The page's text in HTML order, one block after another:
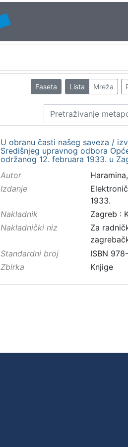
Faseta Lista Mreža
U obranu časti našeg saveza /
Središnjeg upravnog odbora
održanog 12. februara 1933. u
Autor
Izdanje
1933.
Nakladnik
Zagreb :
Nakladnički niz
Za
Standardni broj
ISBN
Zbirka
Knjige